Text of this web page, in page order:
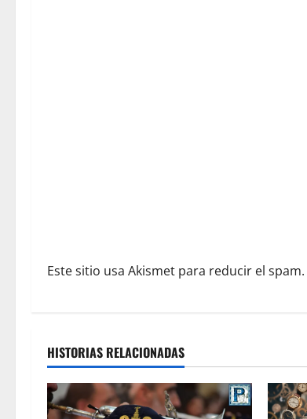
a
s
Este sitio usa Akismet para reducir el spam.
HISTORIAS RELACIONADAS